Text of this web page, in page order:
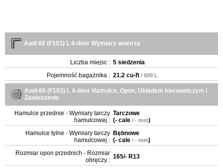
Audi 60 (F103) L 4-door Wymiary wnętrza
Liczba miejsc : 5 siedzenia
Pojemność bagażnika : 21.2 cu-ft / 600 L
Audi 60 (F103) L 4-door Hamulce, Opon, Układem kierowniczym i
Zawieszenie
Hamulce przednie - Wymiary tarczy
hamulcowej :
Tarczowe
(- cale / - mm)
Hamulce tylne - Wymiary tarczy
hamulcowej :
Bębnowe
(- cale / - mm)
Rozmiar opon przednich - Rozmiar
obręczy : 165/- R13